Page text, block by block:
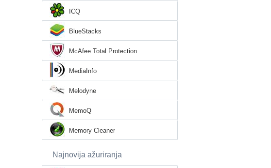
ICQ
BlueStacks
McAfee Total Protection
MediaInfo
Melodyne
MemoQ
Memory Cleaner
Najnovija ažuriranja